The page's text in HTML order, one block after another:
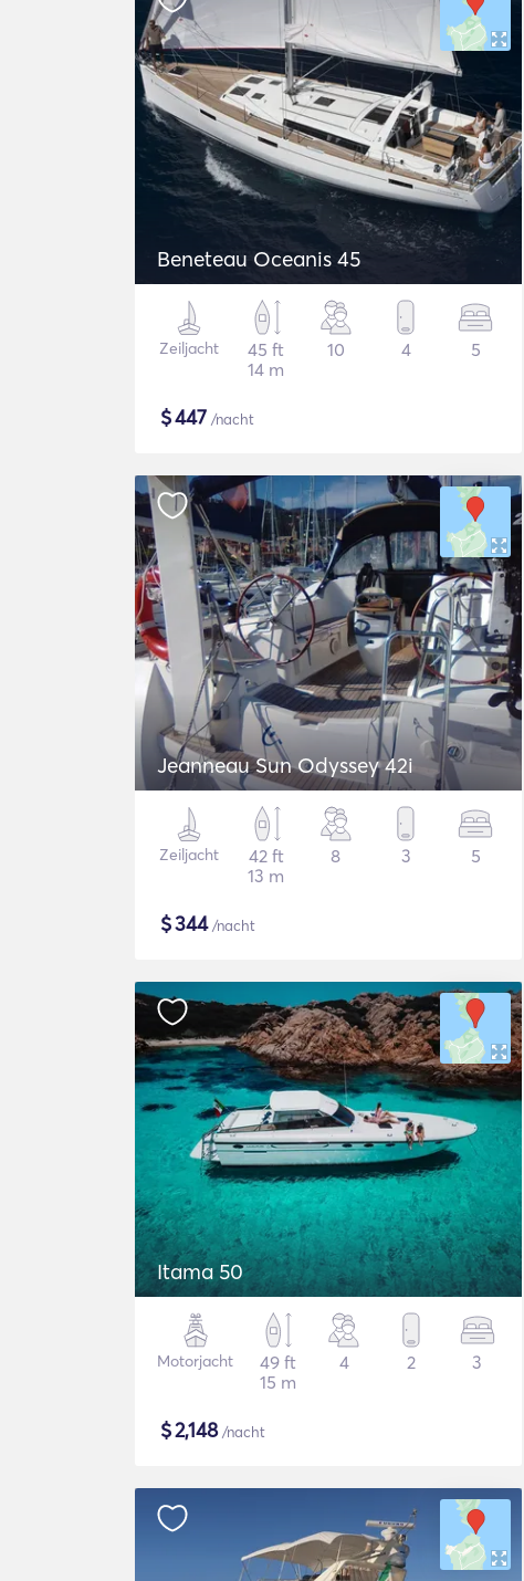
Beneteau Oceanis 45
Zeiljacht
45 ft
14 m
10 4 5
$447 /nacht
Jeanneau Sun Odyssey 42i
Zeiljacht
42 ft
13 m
8 3 5
$344/nacht
Itama 50
Motorjacht
49 ft
15 m
4 2 3
$2,148/nacht